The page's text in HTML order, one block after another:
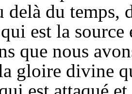
delà du temps,
est la source
que nous
gloire divine